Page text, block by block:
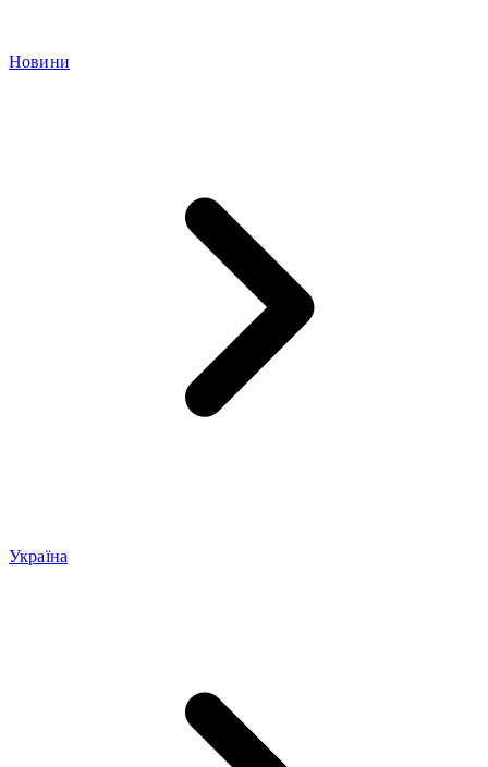
Новини
Україна